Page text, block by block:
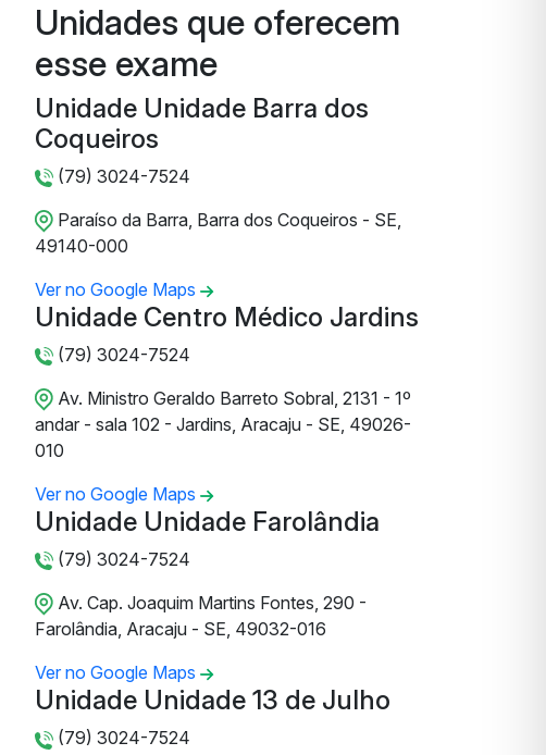
Unidades que oferecem
esse exame
Unidade Unidade Barra dos
Coqueiros
(79) 3024-7524
Paraíso da Barra, Barra dos Coqueiros - SE,
49140-000
Ver no Google Maps
Unidade Centro Médico Jardins
(79) 3024-7524
Av. Ministro Geraldo Barreto Sobral, 2131 - 1º
andar - sala 102 - Jardins, Aracaju - SE, 49026-
010
Ver no Google Maps
Unidade Unidade Farolândia
(79) 3024-7524
Av. Cap. Joaquim Martins Fontes, 290 -
Farolândia, Aracaju - SE, 49032-016
Ver no Google Maps
Unidade Unidade 13 de Julho
(79) 3024-7524